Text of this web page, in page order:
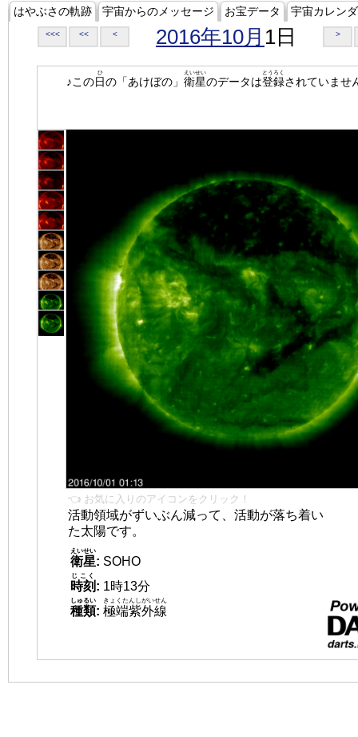
はやぶさの軌跡 宇宙からのメッセージ お宝データ 宇宙カレン
<<< << < 2016年10月 1日 >
♪この日
ひ
の「あけぼの」 衛星
えいせい
のデータは登録
とうろく
されていませ
👈 お気に入りのアイコンをクリック！
活動領域がずいぶん減って、活動が落ち着い
た太陽です。
衛星
えいせい
: SOHO
時刻
じこく
: 1時13分
種類
しゅるい
: 極端紫外線
きょくたんしがいせん